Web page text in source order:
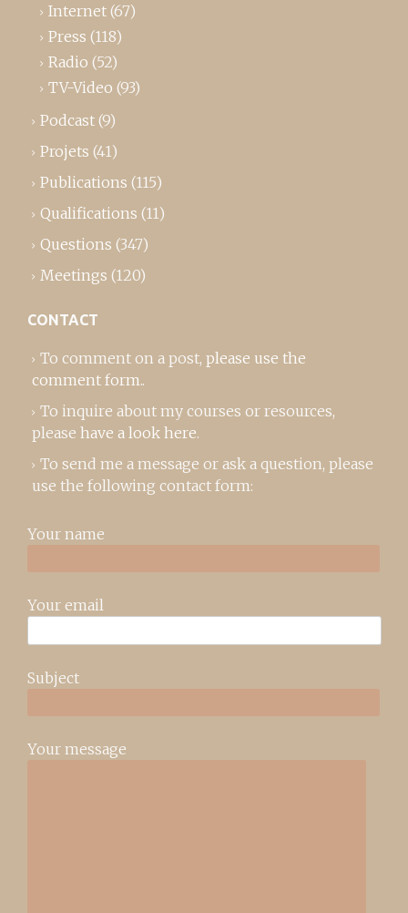
Internet (67)
Press (118)
Radio (52)
TV-Video (93)
Podcast (9)
Projets (41)
Publications (115)
Qualifications (11)
Questions (347)
Meetings (120)
CONTACT
To comment on a post, please use the
comment form..
To inquire about my courses or resources,
please have a look here.
To send me a message or ask a question, please
use the following contact form:
Your name
Your email
Subject
Your message